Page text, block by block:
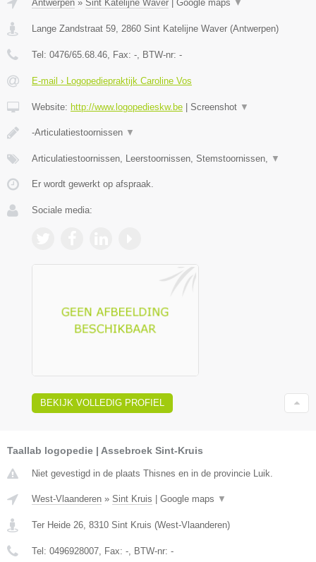
Antwerpen » Sint Katelijne Waver Google maps ▼
Lange Zandstraat 59, 2860 Sint Katelijne Waver (Antwerpen)
Tel: 0476/65.68.46, Fax: -, BTW-nr: -
E-mail › Logopediepraktijk Caroline Vos
Website: http://www.logopedieskw.be Screenshot ▼
-Articulatiestoornissen ▼
Articulatiestoornissen, Leerstoornissen, Stemstoornissen, ▼
Er wordt gewerkt op afspraak.
Sociale media:
BEKIJK VOLLEDIG PROFIEL
Taallab logopedie | Assebroek Sint-Kruis
Niet gevestigd in de plaats Thisnes en in de provincie Luik.
West-Vlaanderen » Sint Kruis | Google maps ▼
Ter Heide 26 8310 Sint Kruis (West-Vlaanderen)
Tel: 0496928007 , Fax: - , BTW-nr: -